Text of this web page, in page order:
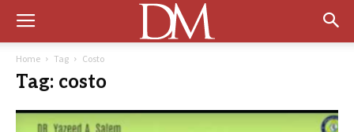
Home Tag Costo
Tag: costo